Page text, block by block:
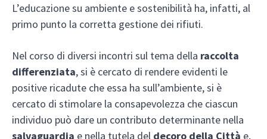
L’educazione su ambiente e sostenibilità ha, infatti, al
primo punto la corretta gestione dei rifiuti.
Nel corso di diversi incontri sul tema della raccolta
differenziata, si è cercato di rendere evidenti le
positive ricadute che essa ha sull’ambiente, si è
cercato di stimolare la consapevolezza che ciascun
individuo può dare un contributo determinante nella
salvaguardia e nella tutela del decoro della Città e,